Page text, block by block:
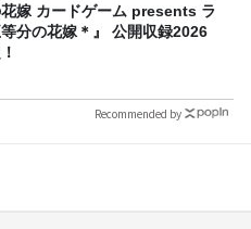
嫁 カードゲーム presents ラ
分の花嫁＊』 公開収録2026
Recommended by